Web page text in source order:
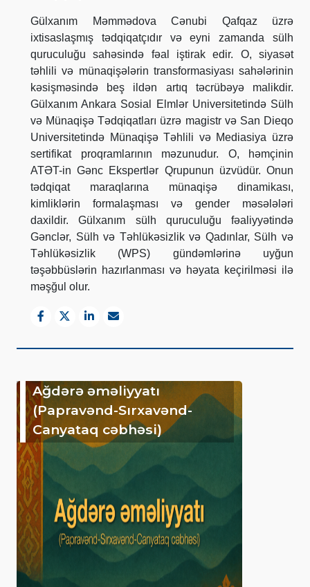
Gülxanım Məmmədova Cənubi Qafqaz üzrə
ixtisaslaşmış tədqiqatçıdır və eyni zamanda sülh
quruculuğu sahəsində fəal iştirak edir. O, siyasət
təhlili və münaqişələrin transformasiyası sahələrinin
kəsişməsində beş ildən artıq təcrübəyə malikdir.
Gülxanım Ankara Sosial Elmlər Universitetində Sülh
və Münaqişə Tədqiqatları üzrə magistr və San Dieqo
Universitetində Münaqişə Təhlili və Mediasiya üzrə
sertifikat proqramlarının məzunudur. O, həmçinin
ATƏT-in Gənc Ekspertlər Qrupunun üzvüdür. Onun
tədqiqat maraqlarına münaqişə dinamikası,
kimliklərin formalaşması və gender məsələləri
daxildir. Gülxanım sülh quruculuğu fəaliyyətində
Gənclər, Sülh və Təhlükəsizlik və Qadınlar, Sülh və
Təhlükəsizlik (WPS) gündəmlərinə uyğun
təşəbbüslərin hazırlanması və həyata keçirilməsi ilə
məşğul olur.
Ağdərə əməliyyatı
(Papravənd-Sırxavənd-
Canyataq cəbhəsi)